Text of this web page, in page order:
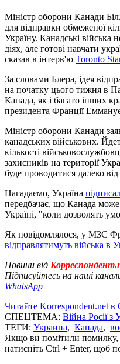
Міністр оборони Канади
для відправки обмеженої
Україну. Канадські війська
діях, але готові навчати
сказав в інтерв'ю Toronto
За словами Блера, ідея
на початку цього тижня в
Канада, як і багато інших
президента Франції
Міністр оборони Канади
канадських військових.
кількості
захисників на території
буде проводитися далеко від
Нагадаємо, Україна
передбачає, що Канада може
Україні, "коли дозволять
Як повідомлялося, у МЗС
відправлятимуть війська в
Новини від
Підписуйтесь на наші
WhatsApp
Читайте Korrespondent.net в
СПЕЦТЕМА: Війна Росії з
ТЕГИ: Украина, Канада,
Якщо ви помітили помилку,
натисніть Ctrl + Enter, щоб